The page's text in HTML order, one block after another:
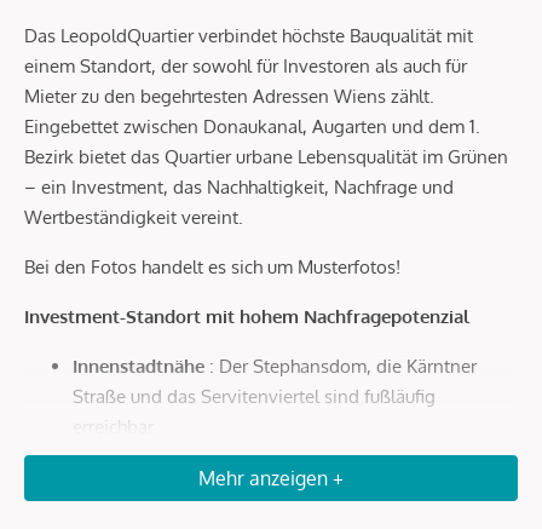
Das LeopoldQuartier verbindet höchste Bauqualität mit
einem Standort, der sowohl für Investoren als auch für
Mieter zu den begehrtesten Adressen Wiens zählt.
Eingebettet zwischen Donaukanal, Augarten und dem 1.
Bezirk bietet das Quartier urbane Lebensqualität im Grünen
– ein Investment, das Nachhaltigkeit, Nachfrage und
Wertbeständigkeit vereint.
Bei den Fotos handelt es sich um Musterfotos!
Investment-Standort mit hohem Nachfragepotenzial
Innenstadtnähe : Der Stephansdom, die Kärntner
Straße und das Servitenviertel sind fußläufig
erreichbar.
Optimale Anbindung: In wenigen Minuten zur U4
Roßauer Lände, zum Hauptbahnhof und in nur 20
Mehr anzeigen +